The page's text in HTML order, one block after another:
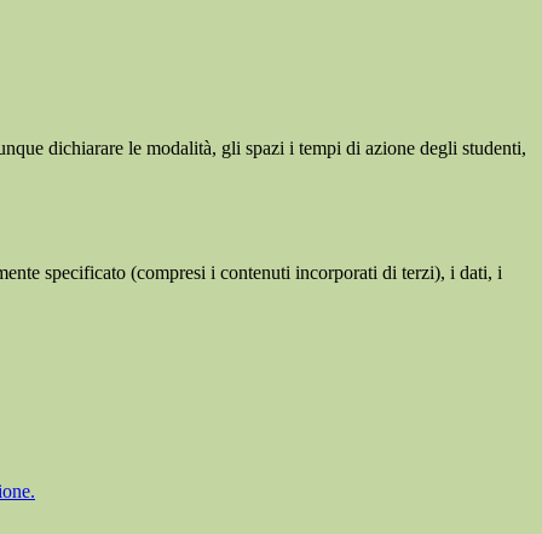
dichiarare le modalità, gli spazi i tempi di azione degli studenti,
specificato (compresi i contenuti incorporati di terzi), i dati, i